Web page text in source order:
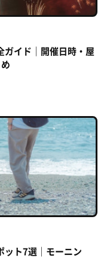
ガイド｜開催日時・屋
ット7選｜モーニン